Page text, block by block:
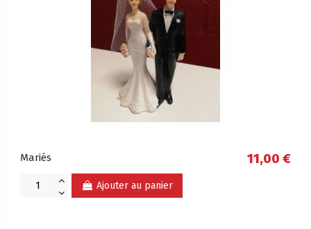
Mariés 11,00 €
Ajouter au panier